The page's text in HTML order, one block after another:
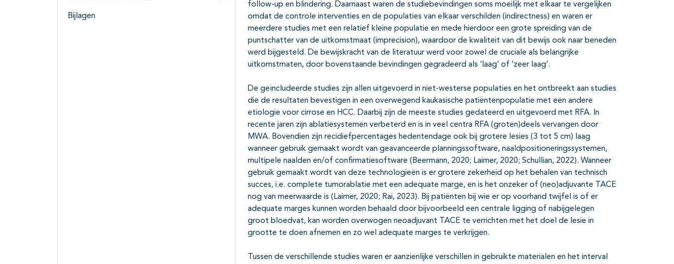
Subpagina's open- en dichtklappen
Bijlagen
follow-up en blindering. Daarnaast waren de studiebevindingen soms moeilijk met elkaar te vergelijken
omdat de controle interventies en de populaties van elkaar verschilden (indirectness) en waren er
meerdere studies met een relatief kleine populatie en mede hierdoor een grote spreiding van de
puntschatter van de uitkomstmaat (imprecision), waardoor de kwaliteit van dit bewijs ook naar beneden
werd bijgesteld. De bewijskracht van de literatuur werd voor zowel de cruciale als belangrijke
uitkomstmaten, door bovenstaande bevindingen gegradeerd als ‘laag’ of ‘zeer laag’.
De geïncludeerde studies zijn allen uitgevoerd in niet-westerse populaties en het ontbreekt aan studies
die de resultaten bevestigen in een overwegend kaukasische patiëntenpopulatie met een andere
etiologie voor cirrose en HCC. Daarbij zijn de meeste studies gedateerd en uitgevoerd met RFA. In
recente jaren zijn ablatiesystemen verbeterd en is in veel centra RFA (groten)deels vervangen door
MWA. Bovendien zijn recidiefpercentages hedentendage ook bij grotere lesies (3 tot 5 cm) laag
wanneer gebruik gemaakt wordt van geavanceerde planningssoftware, naaldpositioneringssystemen,
multipele naalden en/of confirmatiesoftware (Beermann, 2020; Laimer, 2020; Schullian, 2022). Wanneer
gebruik gemaakt wordt van deze technologieën is er grotere zekerheid op het behalen van technisch
succes, i.e. complete tumorablatie met een adequate marge, en is het onzeker of (neo)adjuvante TACE
nog van meerwaarde is (Laimer, 2020; Rai, 2023). Bij patiënten bij wie er op voorhand twijfel is of er
adequate marges kunnen worden behaald door bijvoorbeeld een centrale ligging of nabijgelegen
groot bloedvat, kan worden overwogen neoadjuvant TACE te verrichten met het doel de lesie in
grootte te doen afnemen en zo wel adequate marges te verkrijgen.
Tussen de verschillende studies waren er aanzienlijke verschillen in gebruikte materialen en het interval